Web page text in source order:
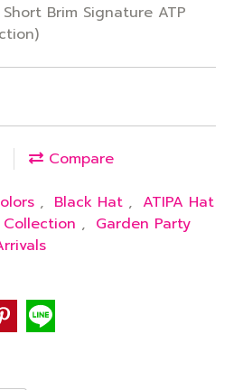
Brim Signature ATP
Compare
, Black Hat , ATIPA Hat
Collection , Garden Party